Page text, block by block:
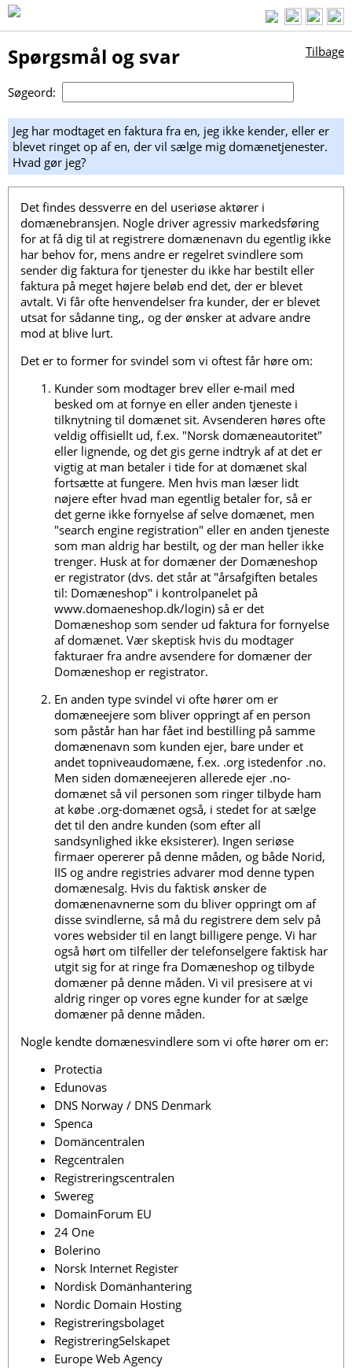
Spørgsmål og svar Tilbage
Søgeord:
Jeg har modtaget en faktura fra en, jeg ikke kender, eller er
blevet ringet op af en, der vil sælge mig domænetjenester.
Hvad gør jeg?
Det findes dessverre en del useriøse aktører i
domænebransjen. Nogle driver agressiv markedsføring
for at få dig til at registrere domænenavn du egentlig ikke
har behov for, mens andre er regelret svindlere som
sender dig faktura for tjenester du ikke har bestilt eller
faktura på meget højere beløb end det, der er blevet
avtalt. Vi får ofte henvendelser fra kunder, der er blevet
utsat for sådanne ting,, og der ønsker at advare andre
mod at blive lurt.
Det er to former for svindel som vi oftest får høre om:
Kunder som modtager brev eller e-mail med
besked om at fornye en eller anden tjeneste i
tilknytning til domænet sit. Avsenderen høres ofte
veldig offisiellt ud, f.ex. "Norsk domæneautoritet"
eller lignende, og det gis gerne indtryk af at det er
vigtig at man betaler i tide for at domænet skal
fortsætte at fungere. Men hvis man læser lidt
nøjere efter hvad man egentlig betaler for, så er
det gerne ikke fornyelse af selve domænet, men
"search engine registration" eller en anden tjeneste
som man aldrig har bestilt, og der man heller ikke
trenger. Husk at for domæner der Domæneshop
er registrator (dvs. det står at "årsafgiften betales
til: Domæneshop" i kontrolpanelet på
www.domaeneshop.dk/login) så er det
Domæneshop som sender ud faktura for fornyelse
af domænet. Vær skeptisk hvis du modtager
fakturaer fra andre avsendere for domæner der
Domæneshop er registrator.
En anden type svindel vi ofte hører om er
domæneejere som bliver oppringt af en person
som påstår han har fået ind bestilling på samme
domænenavn som kunden ejer, bare under et
andet topniveaudomæne, f.ex. .org istedenfor .no.
Men siden domæneejeren allerede ejer .no-
domænet så vil personen som ringer tilbyde ham
at købe .org-domænet også, i stedet for at sælge
det til den andre kunden (som efter all
sandsynlighed ikke eksisterer). Ingen seriøse
firmaer opererer på denne måden, og både Norid,
IIS og andre registries advarer mod denne typen
domænesalg. Hvis du faktisk ønsker de
domænenavnerne som du bliver oppringt om af
disse svindlerne, så må du registrere dem selv på
vores websider til en langt billigere penge. Vi har
også hørt om tilfeller der telefonselgere faktisk har
utgit sig for at ringe fra Domæneshop og tilbyde
domæner på denne måden. Vi vil presisere at vi
aldrig ringer op vores egne kunder for at sælge
domæner på denne måden.
Nogle kendte domænesvindlere som vi ofte hører om er:
Protectia
Edunovas
DNS Norway / DNS Denmark
Spenca
Domäncentralen
Regcentralen
Registreringscentralen
Swereg
DomainForum EU
24 One
Bolerino
Norsk Internet Register
Nordisk Domänhantering
Nordic Domain Hosting
Registreringsbolaget
RegistreringSelskapet
Europe Web Agency